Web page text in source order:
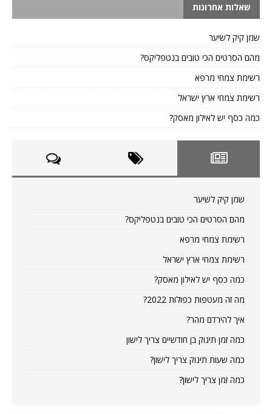
שאלות אחרונות
שמן קיק לשיער
מהם הסרטים הכי טובים בנטפליקס?
רשימת צמחי מרפא
רשימת צמחי ארץ ישראל
כמה כסף יש לאילון מאסק?
שמן קיק לשיער
מהם הסרטים הכי טובים בנטפליקס?
רשימת צמחי מרפא
רשימת צמחי ארץ ישראל
כמה כסף יש לאילון מאסק?
מה זה מעטפות כפולות 2022?
איך להירדם מהר?
כמה זמן תינוק בן חודשיים צריך לישון
כמה שעות תינוק צריך לישון?
כמה זמן צריך לישון?